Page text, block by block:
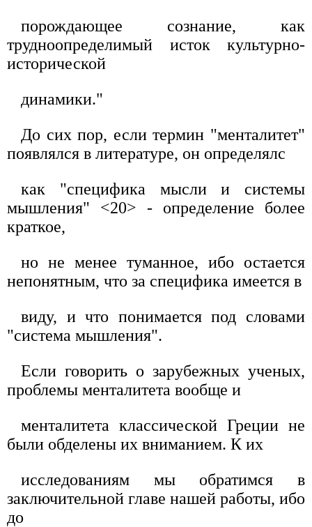
порождающее сознание, как
трудноопределимый исток культурно-
исторической
динамики."
До сих пор, если термин "менталитет"
появлялся в литературе, он определялс
как "специфика мысли и системы
мышления" <20> - определение более
краткое,
но не менее туманное, ибо остается
непонятным, что за специфика имеется в
виду, и что понимается под словами
"система мышления".
Если говорить о зарубежных ученых,
проблемы менталитета вообще и
менталитета классической Греции не
были обделены их вниманием. К их
исследованиям мы обратимся в
заключительной главе нашей работы, ибо
до